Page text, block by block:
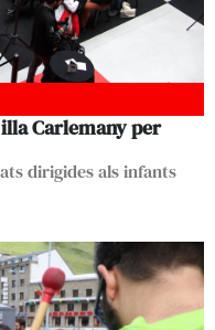
Carlemany per
dirigides als infants